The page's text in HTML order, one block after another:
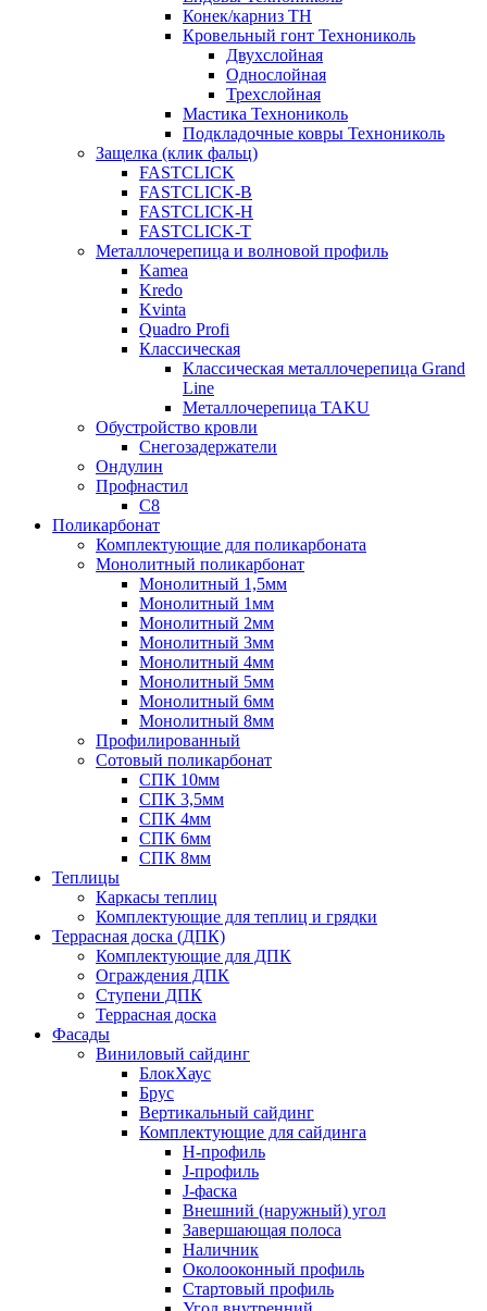
Конек/карниз ТН
Кровельный гонт Технониколь
Двухслойная
Однослойная
Трехслойная
Мастика Технониколь
Подкладочные ковры Технониколь
Защелка (клик фальц)
FASTCLICK
FASTCLICK-B
FASTCLICK-H
FASTCLICK-T
Металлочерепица и волновой профиль
Kamea
Kredo
Kvinta
Quadro Profi
Классическая
Классическая металлочерепица Grand
Line
Металлочерепица TAKU
Обустройство кровли
Снегозадержатели
Ондулин
Профнастил
С8
Поликарбонат
Комплектующие для поликарбоната
Монолитный поликарбонат
Монолитный 1,5мм
Монолитный 1мм
Монолитный 2мм
Монолитный 3мм
Монолитный 4мм
Монолитный 5мм
Монолитный 6мм
Монолитный 8мм
Профилированный
Сотовый поликарбонат
СПК 10мм
СПК 3,5мм
СПК 4мм
СПК 6мм
СПК 8мм
Теплицы
Каркасы теплиц
Комплектующие для теплиц и грядки
Террасная доска (ДПК)
Комплектующие для ДПК
Ограждения ДПК
Ступени ДПК
Террасная доска
Фасады
Виниловый сайдинг
БлокХаус
Брус
Вертикальный сайдинг
Комплектующие для сайдинга
H-профиль
J-профиль
J-фаска
Внешний (наружный) угол
Завершающая полоса
Наличник
Околооконный профиль
Стартовый профиль